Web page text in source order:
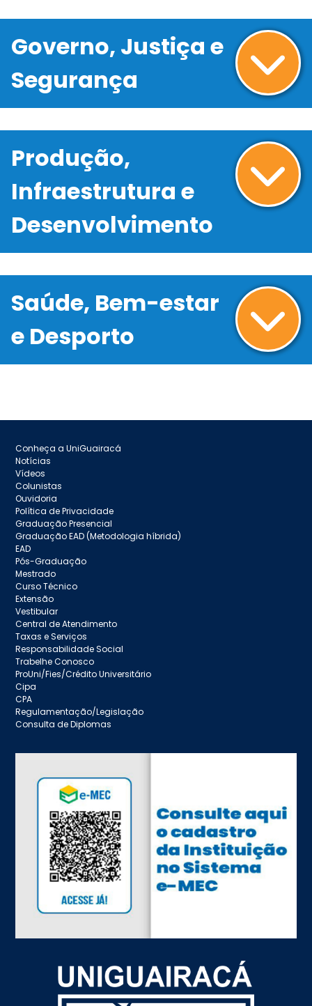
Governo, Justiça e
Segurança
Produção,
Infraestrutura e
Desenvolvimento
Saúde, Bem-estar
e Desporto
Conheça a UniGuairacá
Notícias
Vídeos
Colunistas
Ouvidoria
Política de Privacidade
Graduação Presencial
Graduação EAD (Metodologia híbrida)
EAD
Pós-Graduação
Mestrado
Curso Técnico
Extensão
Vestibular
Central de Atendimento
Taxas e Serviços
Responsabilidade Social
Trabelhe Conosco
ProUni/Fies/Crédito Universitário
Cipa
CPA
Regulamentação/Legislação
Consulta de Diplomas